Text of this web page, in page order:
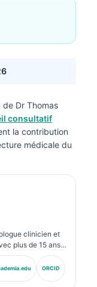
de Dr Thomas
consultatif
la contribution
médicale du
clinicien et
plus de 15 ans
et en
tant que
chez
ORCID